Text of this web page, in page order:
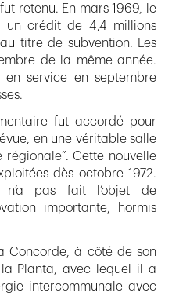
retenu. En mars 1969, le
un crédit de 4,4 millions
titre de subvention. Les
de la même année.
service en septembre
fut accordé pour
en une véritable salle
régionale”. Cette nouvelle
dès octobre 1972.
n’a pas fait l’objet de
importante, hormis
Concorde, à côté de son
Planta, avec lequel il a
intercommunale avec